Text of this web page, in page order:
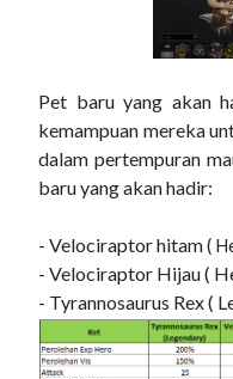
Pet baru yang akan
kemampuan mereka
dalam pertempuran
baru yang akan hadir:
- Velociraptor hitam(
- Velociraptor Hijau (
- Tyrannosaurus Rex (